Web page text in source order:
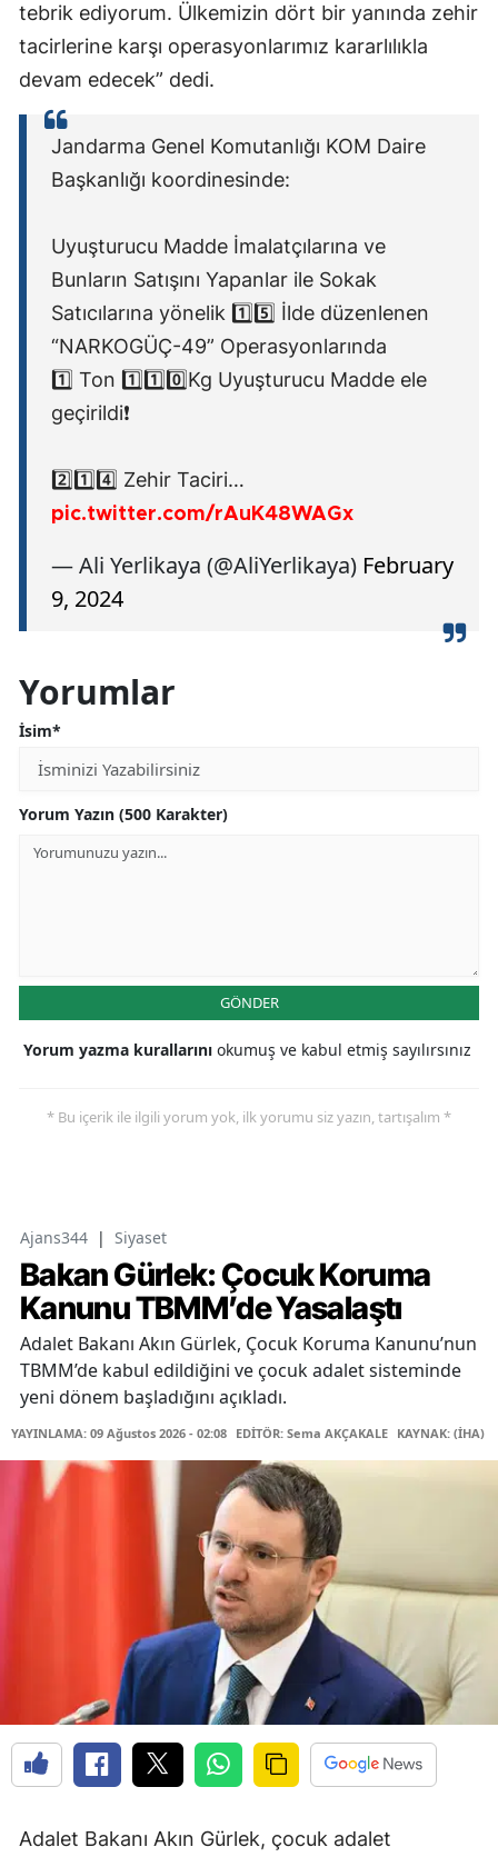
tebrik ediyorum. Ülkemizin dört bir yanında zehir
tacirlerine karşı operasyonlarımız kararlılıkla
devam edecek” dedi.
Jandarma Genel Komutanlığı KOM Daire
Başkanlığı koordinesinde:
Uyuşturucu Madde İmalatçılarına ve
Bunların Satışını Yapanlar ile Sokak
Satıcılarına yönelik 1️⃣5️⃣ İlde düzenlenen
“NARKOGÜÇ-49” Operasyonlarında
1️⃣ Ton 1️⃣1️⃣0️⃣Kg Uyuşturucu Madde ele
geçirildi❗️
2️⃣1️⃣4️⃣ Zehir Taciri…
pic.twitter.com/rAuK48WAGx
— Ali Yerlikaya (@AliYerlikaya) February
9, 2024
Yorumlar
İsim*
Yorum Yazın (500 Karakter)
GÖNDER
Yorum yazma kurallarını okumuş ve kabul etmiş sayılırsınız
* Bu içerik ile ilgili yorum yok, ilk yorumu siz yazın, tartışalım *
Ajans344 | Siyaset
Bakan Gürlek: Çocuk Koruma
Kanunu TBMM’de Yasalaştı
Adalet Bakanı Akın Gürlek, Çocuk Koruma Kanunu’nun
TBMM’de kabul edildiğini ve çocuk adalet sisteminde
yeni dönem başladığını açıkladı.
YAYINLAMA: 09 Ağustos 2026 - 02:08 EDİTÖR: Sema AKÇAKALE KAYNAK: (İHA)
Adalet Bakanı Akın Gürlek, çocuk adalet